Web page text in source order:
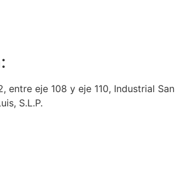
entre eje 108 y eje 110, Industrial San
S.L.P.